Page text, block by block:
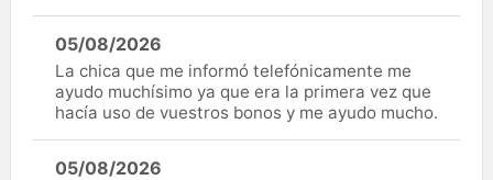
05/08/2026
La chica que me informó telefónicamente me
ayudo muchísimo ya que era la primera vez que
hacía uso de vuestros bonos y me ayudo mucho.
05/08/2026